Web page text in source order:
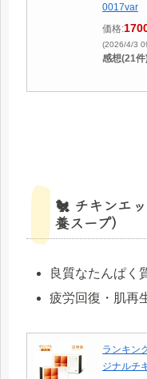
0017var
価格:
(2026/4/3
感想(21件
🐔 チキンエ
養スープ）
良質なたんぱく
疲労回復・肌再
ランキン
ジナルチ